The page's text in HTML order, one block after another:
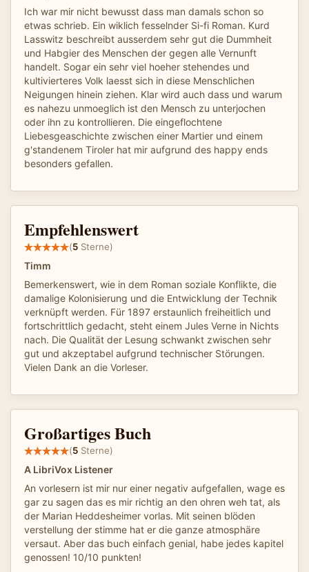
Ich war mir nicht bewusst dass man damals schon so
etwas schrieb. Ein wiklich fesselnder Si-fi Roman. Kurd
Lasswitz beschreibt ausserdem sehr gut die Dummheit
und Habgier des Menschen der gegen alle Vernunft
handelt. Sogar ein sehr viel hoeher stehendes und
kultivierteres Volk laesst sich in diese Menschlichen
Neigungen hinein ziehen. Klar wird auch dass und warum
es nahezu unmoeglich ist den Mensch zu unterjochen
oder ihn zu kontrollieren. Die eingeflochtene
Liebesgeaschichte zwischen einer Martier und einem
g'standenem Tiroler hat mir aufgrund des happy ends
besonders gefallen.
Empfehlenswert
(5 Sterne)
Timm
Bemerkenswert, wie in dem Roman soziale Konflikte, die
damalige Kolonisierung und die Entwicklung der Technik
verknüpft werden. Für 1897 erstaunlich freiheitlich und
fortschrittlich gedacht, steht einem Jules Verne in Nichts
nach. Die Qualität der Lesung schwankt zwischen sehr
gut und akzeptabel aufgrund technischer Störungen.
Vielen Dank an die Vorleser.
Großartiges Buch
(5 Sterne)
A LibriVox Listener
An vorlesern ist mir nur einer negativ aufgefallen, wage es
gar zu sagen das es mir richtig an den ohren weh tat, als
der Marian Heddesheimer vorlas. Mit seinen blöden
verstellung der stimme hat er die ganze atmosphäre
versaut. Aber das buch einfach genial, habe jedes kapitel
genossen! 10/10 punkten!